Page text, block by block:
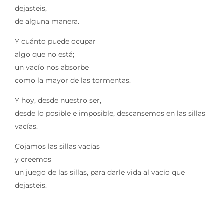
dejasteis,
de alguna manera.
Y cuánto puede ocupar
algo que no está;
un vacío nos absorbe
como la mayor de las tormentas.
Y hoy, desde nuestro ser,
desde lo posible e imposible, descansemos en las sillas
vacías.
Cojamos las sillas vacías
y creemos
un juego de las sillas, para darle vida al vacío que
dejasteis.